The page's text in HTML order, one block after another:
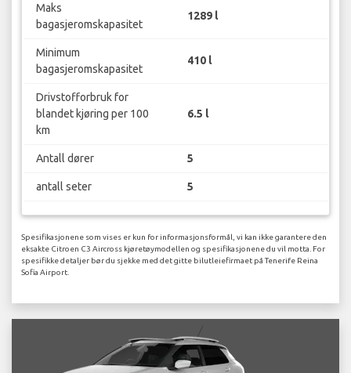
Maks
bagasjeromskapasitet
1289 l
Minimum
bagasjeromskapasitet
410 l
Drivstofforbruk for
blandet kjøring per 100
km
6.5 l
Antall dører 5
antall seter 5
Spesifikasjonene som vises er kun for informasjonsformål, vi kan ikke garantere den
eksakte Citroen C3 Aircross kjøretøymodellen og spesifikasjonene du vil motta. For
spesifikke detaljer bør du sjekke med det gitte bilutleiefirmaet på Tenerife Reina
Sofia Airport.